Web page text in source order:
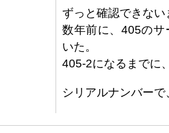
ずっと確認できな
数年前に、405の
いた。
405-2になるまでに
シリアルナンバー